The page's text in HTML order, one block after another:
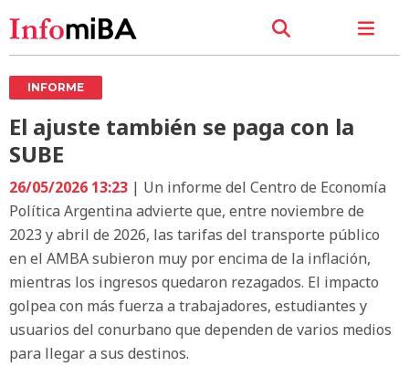
INFORME
El ajuste también se paga con la
SUBE
26/05/2026 13:23 | Un informe del Centro de Economía
Política Argentina advierte que, entre noviembre de
2023 y abril de 2026, las tarifas del transporte público
en el AMBA subieron muy por encima de la inflación,
mientras los ingresos quedaron rezagados. El impacto
golpea con más fuerza a trabajadores, estudiantes y
usuarios del conurbano que dependen de varios medios
para llegar a sus destinos.